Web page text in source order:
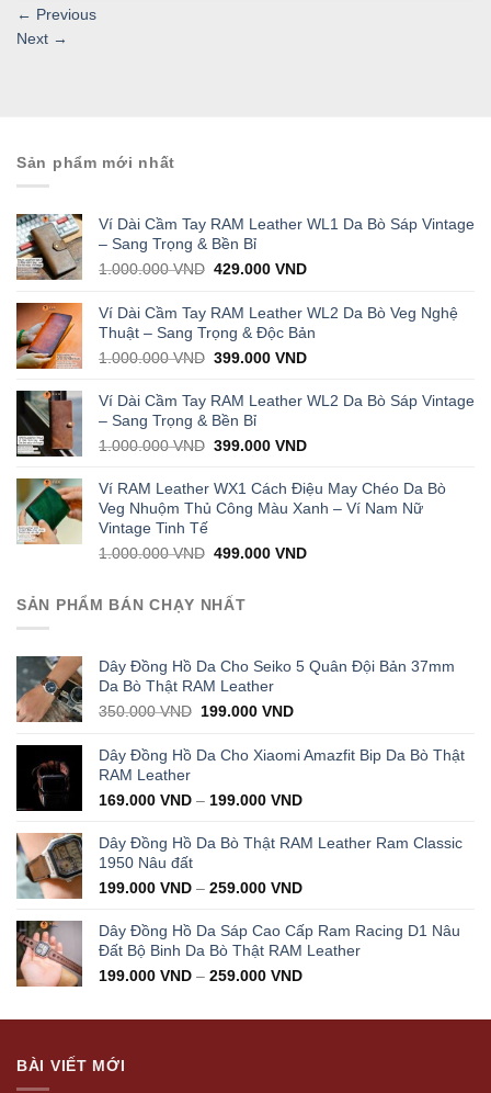
← Previous
Next →
Sản phẩm mới nhất
Ví Dài Cầm Tay RAM Leather WL1 Da Bò Sáp Vintage
– Sang Trọng & Bền Bỉ
1.000.000VND Original
was:
1.000.000 VND.
429.000VNDCurrent
is:
429.000 VND.
Ví Dài Cầm Tay RAM Leather WL2 Da Bò Veg Nghệ
Thuật – Sang Trọng & Độc Bản
1.000.000VND Original
was:
1.000.000 VND.
399.000VNDCurrent
is:
Ví Dài Cầm Tay RAM Leather WL2 Da Bò Sáp Vintage
– Sang Trọng & Bền Bỉ
1.000.000VND Original
was:
1.000.000 VND.
399.000VNDCurrent
is:
399.000 VND.
Ví RAM Leather WX1 Cách Điệu May Chéo Da Bò
Veg Nhuộm Thủ Công Màu Xanh – Ví Nam Nữ
Vintage Tinh Tế
1.000.000VND Original
was:
1.000.000 VND.
499.000VNDCurrent
SẢN PHẨM BÁN CHẠY NHẤT
Dây Đồng Hồ Da Cho Seiko 5 Quân Đội Bản 37mm
Da Bò Thật RAM Leather
350.000VND Original
was:
199.000VNDCurrent
is:
199.000 VND.
Dây Đồng Hồ Da Cho Xiaomi Amazfit Bip Da Bò Thật
RAM Leather
169.000 VND – 199.000 VND
Dây Đồng Hồ Da Bò Thật RAM Leather Ram Classic
1950 Nâu đất
199.000 VND – 259.000 VND
Dây Đồng Hồ Da Sáp Cao Cấp Ram Racing D1 Nâu
Đất Bộ Binh Da Bò Thật RAM Leather
199.000 VND – 259.000 VND
BÀI VIẾT MỚI